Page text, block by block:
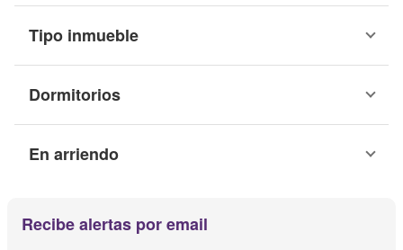
Tipo inmueble
Dormitorios
En arriendo
Recibe alertas por email